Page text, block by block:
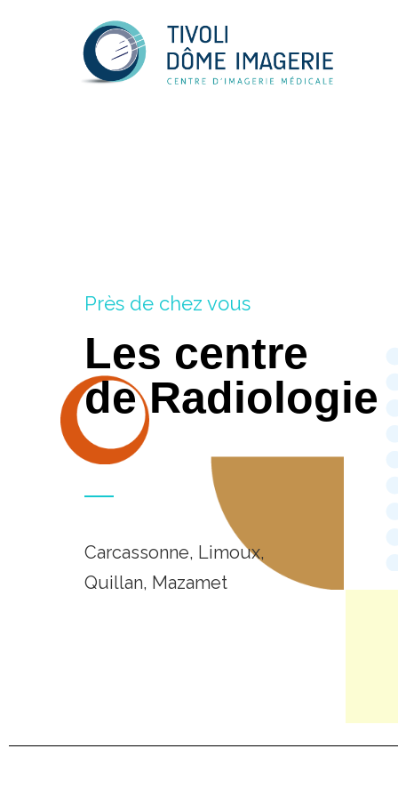
Près de chez vous
Les centre
de Radiologie
Carcassonne, Limoux,
Quillan, Mazamet